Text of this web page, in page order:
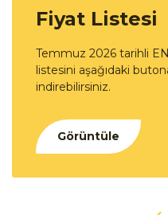
Fiyat Listesi
Temmuz 2026 tarihli
listesini aşağıdaki
indirebilirsiniz.
Görüntüle